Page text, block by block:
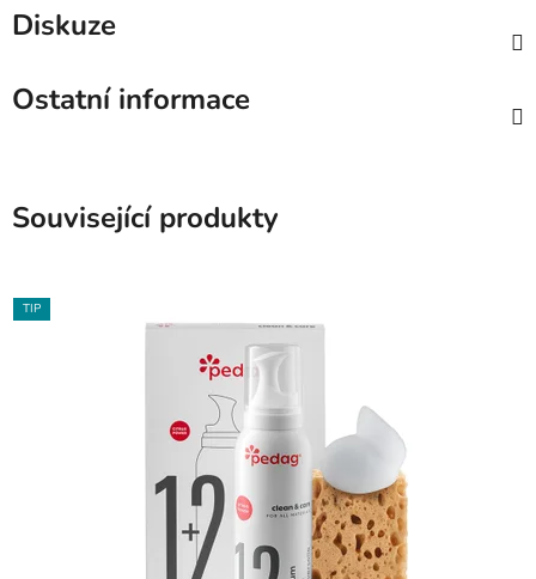
Diskuze
Ostatní informace
Související produkty
TIP